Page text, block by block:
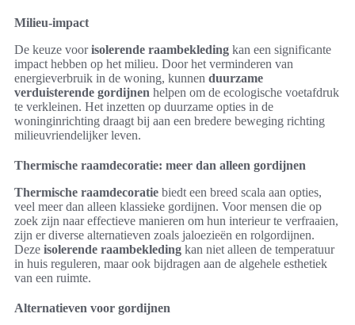
Milieu-impact
De keuze voorisolerende raambekleding kan een significante
impact hebben op het milieu. Door het verminderen van
energieverbruik in de woning, kunnen duurzame
verduisterende gordijnen helpen om de ecologische voetafdruk
te verkleinen. Het inzetten op duurzame opties in de
woninginrichting draagt bij aan een bredere beweging richting
milieuvriendelijker leven.
Thermische raamdecoratie: meer dan alleen gordijnen
Thermische raamdecoratie biedt een breed scala aan opties,
veel meer dan alleen klassieke gordijnen. Voor mensen die op
zoek zijn naar effectieve manieren om hun interieur te verfraaien,
zijn er diverse alternatieven zoals jaloezieën en rolgordijnen.
Deze isolerende raambekleding kan niet alleen de temperatuur
in huis reguleren, maar ook bijdragen aan de algehele esthetiek
van een ruimte.
Alternatieven voor gordijnen